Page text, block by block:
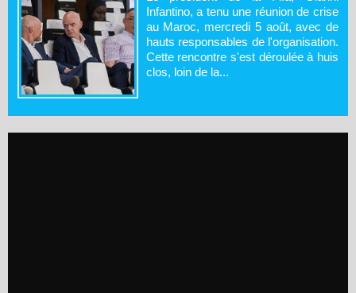
Infantino, a tenu une réunion de crise
au Maroc, mercredi 5 août, avec de
hauts responsables de l'organisation.
Cette rencontre s'est déroulée à huis
clos, loin de la...